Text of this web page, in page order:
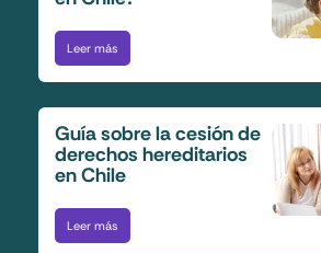
Leer más
Guía sobre la cesión de
derechos hereditarios
en Chile
Leer más